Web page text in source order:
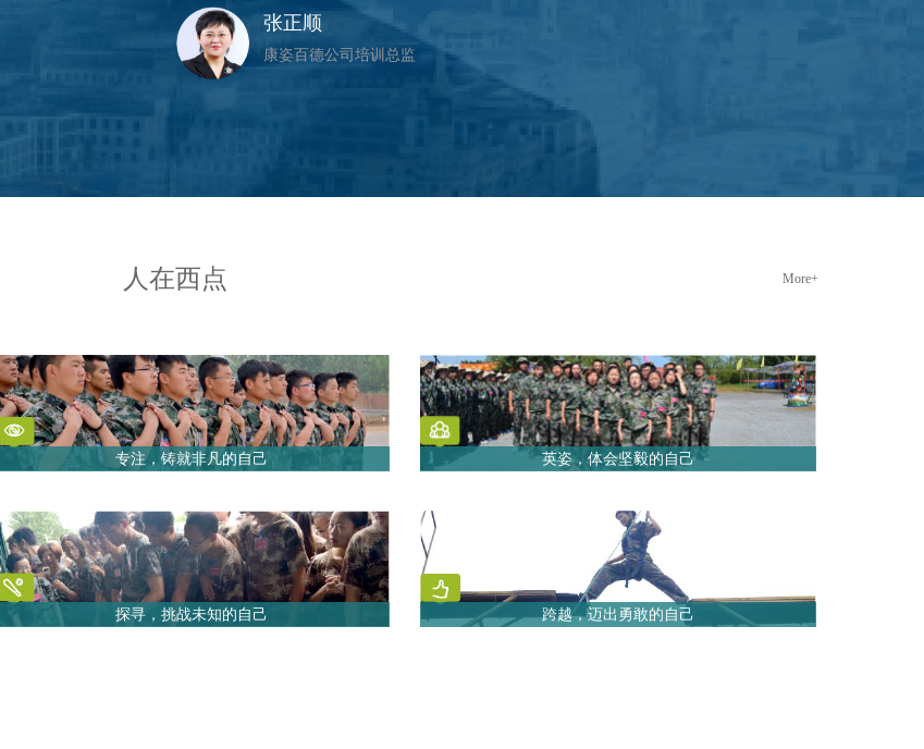
张正顺
康姿百德公司培训总监
人在西点 More+
专注，铸就非凡的自己 英姿，体会坚毅的自己
探寻，挑战未知的自己 跨越，迈出勇敢的自己